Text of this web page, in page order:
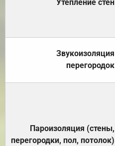
Утепление стен
Звукоизоляция
перегородок
Пароизоляция (стены,
перегородки, пол, потолок)